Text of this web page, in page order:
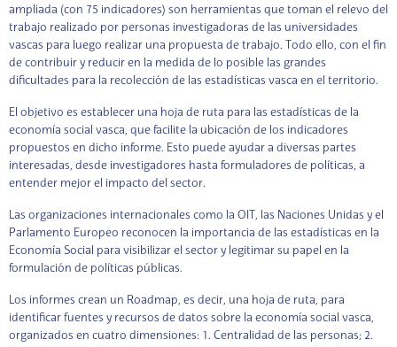
ampliada (con 75 indicadores) son herramientas que toman el relevo del
trabajo realizado por personas investigadoras de las universidades
vascas para luego realizar una propuesta de trabajo. Todo ello, con el fin
de contribuir y reducir en la medida de lo posible las grandes
dificultades para la recolección de las estadísticas vasca en el territorio.
El objetivo es establecer una hoja de ruta para las estadísticas de la
economía social vasca, que facilite la ubicación de los indicadores
propuestos en dicho informe. Esto puede ayudar a diversas partes
interesadas, desde investigadores hasta formuladores de políticas, a
entender mejor el impacto del sector.
Las organizaciones internacionales como la OIT, las Naciones Unidas y el
Parlamento Europeo reconocen la importancia de las estadísticas en la
Economía Social para visibilizar el sector y legitimar su papel en la
formulación de políticas públicas.
Los informes crean un Roadmap, es decir, una hoja de ruta, para
identificar fuentes y recursos de datos sobre la economía social vasca,
organizados en cuatro dimensiones: 1. Centralidad de las personas; 2.